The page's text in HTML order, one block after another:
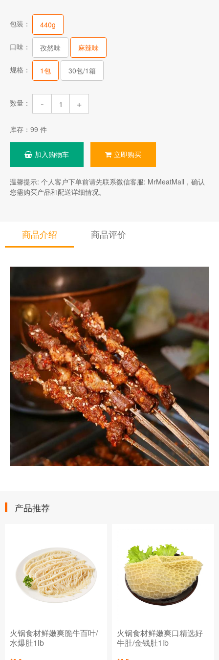
包装： 440g
口味： 孜然味 麻辣味
规格： 1包 30包/1箱
数量： - +
库存： 99 件
加入购物车 立即购买
温馨提示: 个人客户下单前请先联系微信客服: MrMeatMall，确认
您需购买产品和配送详细情况。
商品介绍 商品评价
产品推荐
火锅食材鲜嫩爽脆牛百叶/
水爆肚1lb
火锅食材鲜嫩爽口精选好
牛肚/金钱肚1lb